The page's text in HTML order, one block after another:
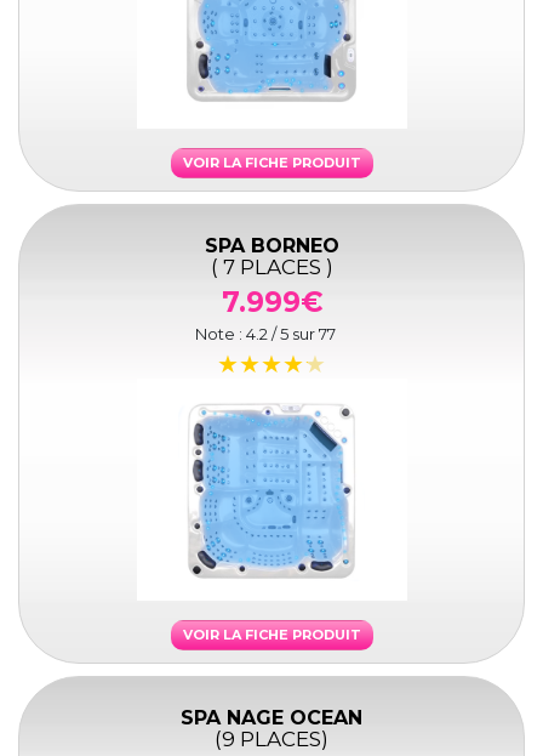
VOIR LA FICHE PRODUIT
SPA BORNEO
( 7 PLACES )
7.999€
Note : 4.2 / 5 sur77
VOIR LA FICHE PRODUIT
SPA NAGE OCEAN
(9 PLACES)